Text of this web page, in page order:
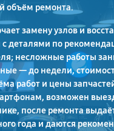
объём ремонта.
замену узлов и
с деталями по
несложные работы
— до недели,
работ и цены
возможен
после ремонта
года и даются